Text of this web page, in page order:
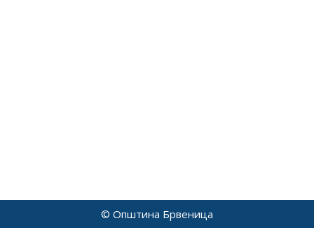
© Општина Брвеница